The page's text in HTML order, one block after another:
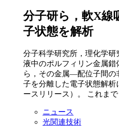
分子研ら，軟X線
子状態を解析
分子科学研究所，理化学
液中のポルフィリン金属
ら，その金属―配位子間の
子を分離した電子状態解析
ースリリース）。 これま
ニュース
光関連技術